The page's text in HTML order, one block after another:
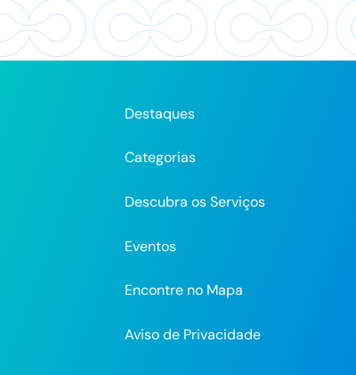
Destaques
Categorias
Descubra os Serviços
Eventos
Encontre no Mapa
Aviso de Privacidade